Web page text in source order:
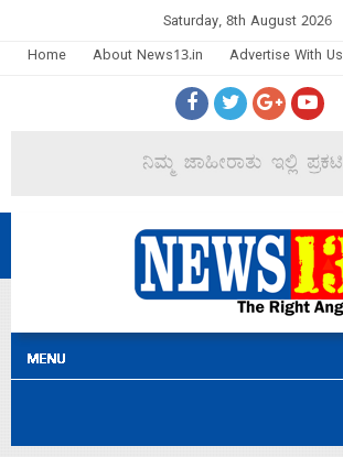
Saturday, 8th August 2026
Home
About News13.in Advertise With Us